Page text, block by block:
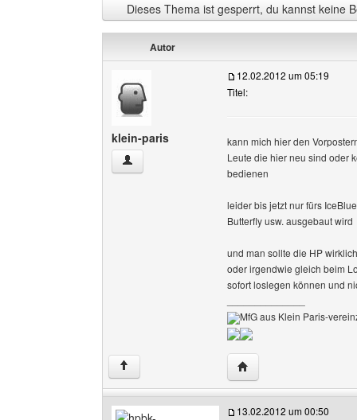
Dieses Thema ist gesperrt, du kannst keine
Autor
klein-paris
klein-paris Benutzer-Profile anzeigen
12.02.2012 um 05:19
Titel:
kann mich hier den
Leute die hier neu sind oder
bedienen
leider bis jetzt nur fürs
Butterfly usw. ausgebaut wird
und man sollte die HP
oder irgendwie gleich beim
sofort loslegen können und
MfG aus Klein Paris-
↑ Website dieses
13.02.2012 um 00:50